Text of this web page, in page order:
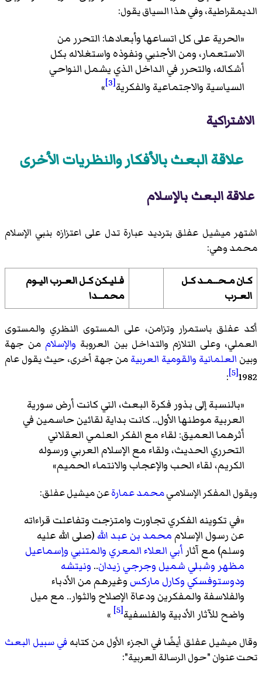
الديمقراطية، وفي هذا السياق يقول:
«الحرية على كل اتساعها وأبعادها: التحرر من
الاستعمار، ومن الأجنبي ونفوذه واستغلاله بكل
أشكاله، والتحرر في الداخل الذي يشمل النواحي
السياسية والاجتماعية والفكرية[3]
»
الاشتراكية
علاقة البعث بالأفكار والنظريات الأخرى
علاقة البعث بالإسلام
اشتهر ميشيل عفلق بترديد عبارة تدل على اعتزازه بنبي الإسلام
محمد وهي:
كـان مـحــمـد كـل
العـرب
فـليـكن كـل العـرب اليـوم
محمــدا
أكد عفلق باستمرار وتزامن، على المستوى النظري والمستوى
العملي، وعلى التلازم والتداخل بين العروبة والإسلام من جهة
وبين العلمانية والقومية العربيةمن جهة أخرى، حيث يقول عام
1982
[5]
:
«بالنسبة إلى بذور فكرة البعث، التي كانت أرض سورية
العربية موطنها الأول.. كانت بداية لقائين حاسمين في
أثرهما العميق: لقاء مع الفكر العلمي العقلاني
التحرري الحديث، ولقاء مع الإسلام العربي ورسوله
الكريم، لقاء الحب والإعجاب والانتماء الحميم»
ويقول المفكر الإسلاميمحمد عمارةعن ميشيل عفلق:
«في تكوينه الفكري تجاورت وامتزجت وتفاعلت قراءاته
عن رسول الإسلاممحمد بن عبد الله (صلى الله عليه
وسلم) مع آثار أبي العلاء المعري والمتنبي وإسماعيل
مظهر وشبلي شميل وجرجي زيدان.. ونيتشه
ودوستوفسكي وكارل ماركس وغيرهم من الأدباء
والفلاسفة والمفكرين ودعاة الإصلاح والثوار.. مع ميل
واضح للآثار الأدبية والفلسفية[5]
»
وقال ميشيل عفلق أيضًا في الجزء الأول من كتابهفي سبيل البعث
تحت عنوان "حول الرسالة العربية":